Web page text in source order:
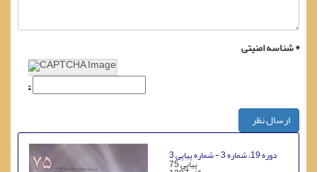
شناسه امنیتی *
ارسال نظر
دوره 19، شماره 3 - شماره پیاپی 3
پیاپی 75